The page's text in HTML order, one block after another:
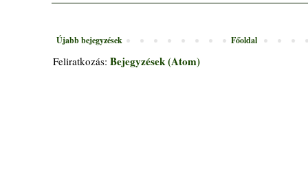
Újabb bejegyzések Főoldal
Feliratkozás: Bejegyzések (Atom)